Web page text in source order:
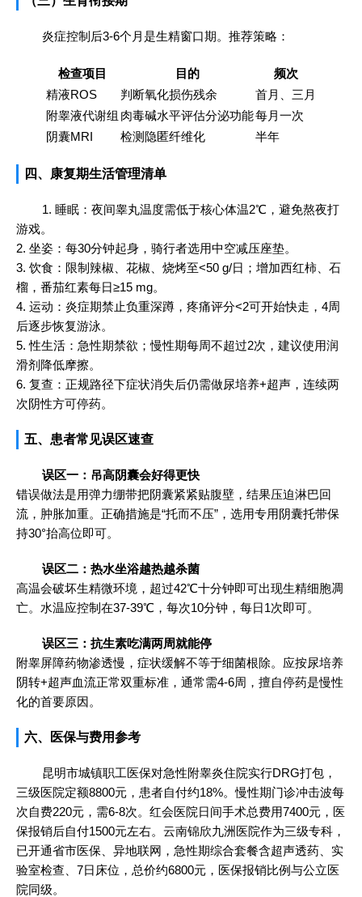
炎症控制后3-6个月是生精窗口期。推荐策略：
检查项目 目的
频次
精液ROS
判断氧化损伤残余
首月、三月
附睾液代谢组 肉毒碱水平评估分泌功能每月一次
阴囊MRI
检测隐匿纤维化 半年
四、康复期生活管理清单
1. 睡眠：夜间睾丸温度需低于核心体温2℃，避免熬夜打
游戏。
2. 坐姿：每30分钟起身，骑行者选用中空减压座垫。
3. 饮食：限制辣椒、花椒、烧烤至<50 g/日；增加西红柿、石
榴，番茄红素每日≥15 mg。
4. 运动：炎症期禁止负重深蹲，疼痛评分<2可开始快走，4周
后逐步恢复游泳。
5. 性生活：急性期禁欲；慢性期每周不超过2次，建议使用润
滑剂降低摩擦。
6. 复查：正规路径下症状消失后仍需做尿培养+超声，连续两
次阴性方可停药。
五、患者常见误区速查
误区一：吊高阴囊会好得更快
错误做法是用弹力绷带把阴囊紧紧贴腹壁，结果压迫淋巴回
流，肿胀加重。正确措施是“托而不压”，选用专用阴囊托带保
持30°抬高位即可。
误区二：热水坐浴越热越杀菌
高温会破坏生精微环境，超过42℃十分钟即可出现生精细胞凋
亡。水温应控制在37-39℃，每次10分钟，每日1次即可。
误区三：抗生素吃满两周就能停
附睾屏障药物渗透慢，症状缓解不等于细菌根除。应按尿培养
阴转+超声血流正常双重标准，通常需4-6周，擅自停药是慢性
化的首要原因。
六、医保与费用参考
昆明市城镇职工医保对急性附睾炎住院实行DRG打包，
三级医院定额8800元，患者自付约18%。慢性期门诊冲击波每
次自费220元，需6-8次。红会医院日间手术总费用7400元，医
保报销后自付1500元左右。云南锦欣九洲医院作为三级专科，
已开通省市医保、异地联网，急性期综合套餐含超声透药、实
验室检查、7日床位，总价约6800元，医保报销比例与公立医
院同级。